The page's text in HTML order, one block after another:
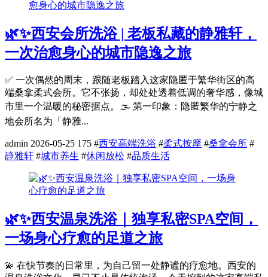
🌿✨西安会所洗浴 | 老板私藏的静雅轩，
一次治愈身心的城市隐逸之旅
✅ 一次偶然的周末，跟随老板踏入这家隐匿于繁华街区的高
端桑拿柔式会所。它不张扬，却处处透着低调的奢华感，像城
市里一个温暖的秘密据点。🌫️ 第一印象：隐匿繁华的宁静之
地会所名为「静雅...
admin 2026-05-25 175 #西安高端洗浴 #柔式按摩 #桑拿会所 #
静雅轩 #城市养生 #休闲放松 #品质生活
🌿✨西安温泉洗浴｜独享私密SPA空间，
一场身心疗愈的足道之旅
💫 在快节奏的日常里，为自己留一处静谧的疗愈地。西安的